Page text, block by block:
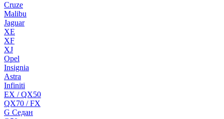
Cruze
Malibu
Jaguar
XE
XF
XJ
Opel
Insignia
Astra
Infiniti
EX / QX50
QX70 / FX
G Cедан